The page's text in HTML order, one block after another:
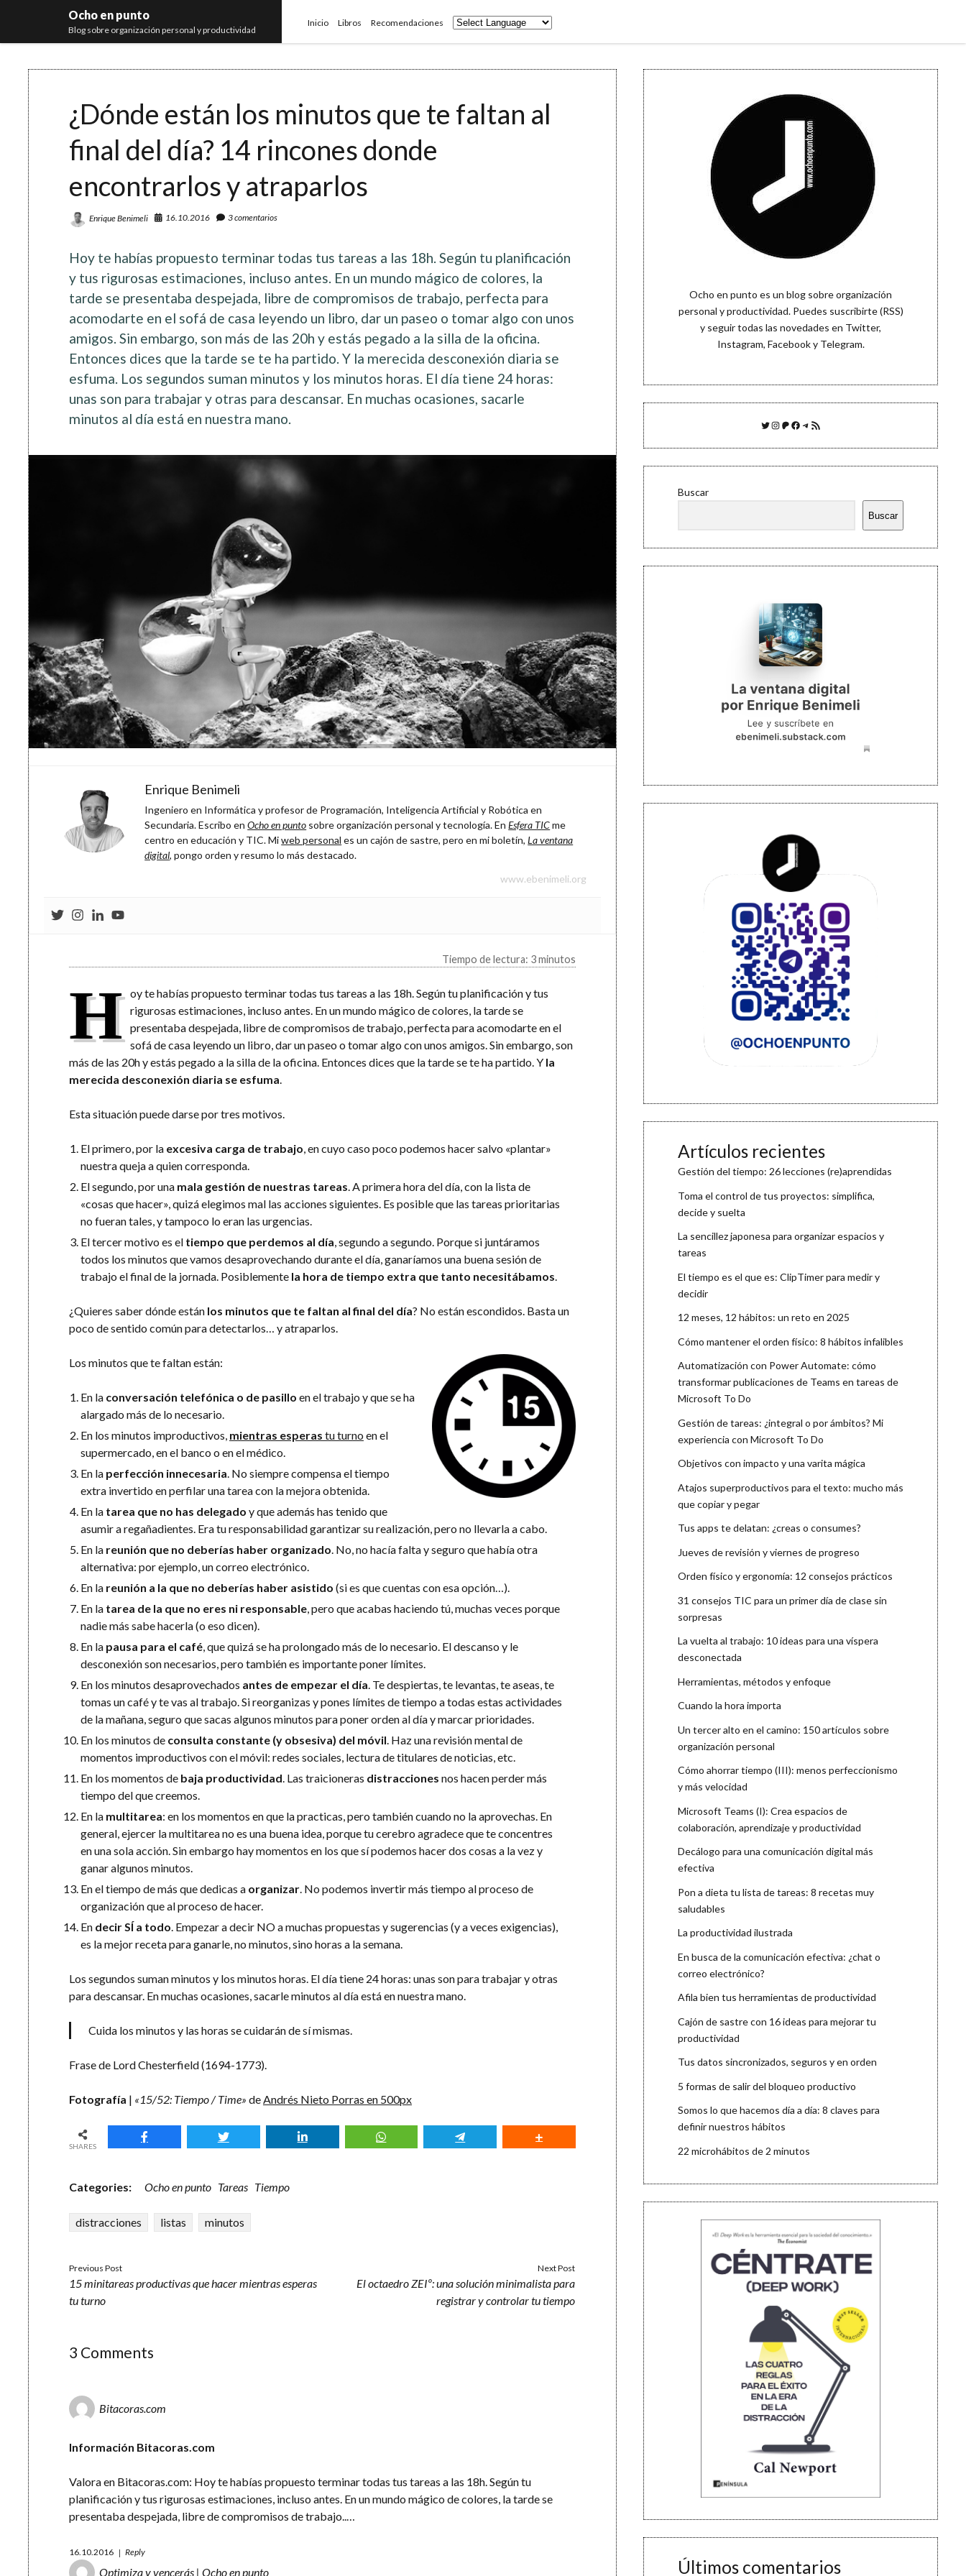
Ocho en punto
Blog sobre organización personal y productividad
Inicio Libros Recomendaciones
¿Dónde están los minutos que te faltan al
final del día? 14 rincones donde
encontrarlos y atraparlos
Enrique Benimeli 16.10.2016 3 comentarios
Hoy te habías propuesto terminar todas tus tareas a las 18h. Según tu planificación
y tus rigurosas estimaciones, incluso antes. En un mundo mágico de colores, la
tarde se presentaba despejada, libre de compromisos de trabajo, perfecta para
acomodarte en el sofá de casa leyendo un libro, dar un paseo o tomar algo con unos
amigos. Sin embargo, son más de las 20h y estás pegado a la silla de la oficina.
Entonces dices que la tarde se te ha partido. Y la merecida desconexión diaria se
esfuma. Los segundos suman minutos y los minutos horas. El día tiene 24 horas:
unas son para trabajar y otras para descansar. En muchas ocasiones, sacarle
minutos al día está en nuestra mano.
Enrique Benimeli
Ingeniero en Informática y profesor de Programación, Inteligencia Artificial y Robótica en
Secundaria. Escribo enOcho en punto sobre organización personal y tecnología. EnEsfera TICme
centro en educación y TIC. Miweb personal es un cajón de sastre, pero en mi boletín,La ventana
digital, pongo orden y resumo lo más destacado.
www.ebenimeli.org
Tiempo de lectura: 3 minutos
H oy te habías propuesto terminar todas tus tareas a las 18h. Según tu planificación y tus
rigurosas estimaciones, incluso antes. En un mundo mágico de colores, la tarde se
presentaba despejada, libre de compromisos de trabajo, perfecta para acomodarte en el
sofá de casa leyendo un libro, dar un paseo o tomar algo con unos amigos. Sin embargo, son
más de las 20h y estás pegado a la silla de la oficina. Entonces dices que la tarde se te ha partido. Y la
merecida desconexión diaria se esfuma.
Esta situación puede darse por tres motivos.
El primero, por la excesiva carga de trabajo, en cuyo caso poco podemos hacer salvo «plantar»
nuestra queja a quien corresponda.
El segundo, por una mala gestión de nuestras tareas. A primera hora del día, con la lista de
«cosas que hacer», quizá elegimos mal las acciones siguientes. Es posible que las tareas prioritarias
no fueran tales, y tampoco lo eran las urgencias.
El tercer motivo es el tiempo que perdemos al día, segundo a segundo. Porque si juntáramos
todos los minutos que vamos desaprovechando durante el día, ganaríamos una buena sesión de
trabajo el final de la jornada. Posiblemente la hora de tiempo extra que tanto necesitábamos.
¿Quieres saber dónde están los minutos que te faltan al final del día? No están escondidos. Basta un
poco de sentido común para detectarlos… y atraparlos.
Los minutos que te faltan están:
En la conversación telefónica o de pasillo en el trabajo y que se ha
alargado más de lo necesario.
En los minutos improductivos, mientras esperas tu turno en el
supermercado, en el banco o en el médico.
En la perfección innecesaria. No siempre compensa el tiempo
extra invertido en perfilar una tarea con la mejora obtenida.
En la tarea que no has delegado y que además has tenido que
asumir a regañadientes. Era tu responsabilidad garantizar su realización, pero no llevarla a cabo.
En la reunión que no deberías haber organizado. No, no hacía falta y seguro que había otra
alternativa: por ejemplo, un correo electrónico.
En la reunión a la que no deberías haber asistido (si es que cuentas con esa opción…).
En la tarea de la que no eres ni responsable, pero que acabas haciendo tú, muchas veces porque
nadie más sabe hacerla (o eso dicen).
En la pausa para el café, que quizá se ha prolongado más de lo necesario. El descanso y le
desconexión son necesarios, pero también es importante poner límites.
En los minutos desaprovechados antes de empezar el día. Te despiertas, te levantas, te aseas, te
tomas un café y te vas al trabajo. Si reorganizas y pones límites de tiempo a todas estas actividades
de la mañana, seguro que sacas algunos minutos para poner orden al día y marcar prioridades.
En los minutos de consulta constante (y obsesiva) del móvil. Haz una revisión mental de
momentos improductivos con el móvil: redes sociales, lectura de titulares de noticias, etc.
En los momentos de baja productividad. Las traicioneras distracciones nos hacen perder más
tiempo del que creemos.
En la multitarea: en los momentos en que la practicas, pero también cuando no la aprovechas. En
general, ejercer la multitarea no es una buena idea, porque tu cerebro agradece que te concentres
en una sola acción. Sin embargo hay momentos en los que sí podemos hacer dos cosas a la vez y
ganar algunos minutos.
En el tiempo de más que dedicas a organizar. No podemos invertir más tiempo al proceso de
organización que al proceso de hacer.
En decir SÍ a todo. Empezar a decir NO a muchas propuestas y sugerencias (y a veces exigencias),
es la mejor receta para ganarle, no minutos, sino horas a la semana.
Los segundos suman minutos y los minutos horas. El día tiene 24 horas: unas son para trabajar y otras
para descansar. En muchas ocasiones, sacarle minutos al día está en nuestra mano.
Cuida los minutos y las horas se cuidarán de sí mismas.
Frase de Lord Chesterfield (1694-1773).
Fotografía | «15/52: Tiempo / Time» deAndrés Nieto Porras en 500px
SHARES
Categories: Ocho en punto Tareas Tiempo
distracciones listas minutos
Previous Post
15 minitareas productivas que hacer mientras esperas
tu turno
Next Post
El octaedro ZEIº: una solución minimalista para
registrar y controlar tu tiempo
3 Comments
Bitacoras.com
Información Bitacoras.com
Valora en Bitacoras.com: Hoy te habías propuesto terminar todas tus tareas a las 18h. Según tu
planificación y tus rigurosas estimaciones, incluso antes. En un mundo mágico de colores, la tarde se
presentaba despejada, libre de compromisos de trabajo..…
16.10.2016 Reply
Optimiza y vencerás | Ocho en punto
Sidebar
Ocho en punto es un blog sobre organización
personal y productividad. Puedes suscribirte (RSS)
y seguir todas las novedades en Twitter,
Instagram, Facebooky Telegram.
Twitter
Instagram
Patreon
Facebook
Telegram
Feed RSS
Buscar
Buscar
Artículos recientes
Gestión del tiempo: 26 lecciones (re)aprendidas
Toma el control de tus proyectos: simplifica,
decide y suelta
La sencillez japonesa para organizar espacios y
tareas
El tiempo es el que es: ClipTimer para medir y
decidir
12 meses, 12 hábitos: un reto en 2025
Cómo mantener el orden físico: 8 hábitos infalibles
Automatización con Power Automate: cómo
transformar publicaciones de Teams en tareas de
Microsoft To Do
Gestión de tareas: ¿integral o por ámbitos? Mi
experiencia con Microsoft To Do
Objetivos con impacto y una varita mágica
Atajos superproductivos para el texto: mucho más
que copiar y pegar
Tus apps te delatan: ¿creas o consumes?
Jueves de revisión y viernes de progreso
Orden físico y ergonomía: 12 consejos prácticos
31 consejos TIC para un primer día de clase sin
sorpresas
La vuelta al trabajo: 10 ideas para una víspera
desconectada
Herramientas, métodos y enfoque
Cuando la hora importa
Un tercer alto en el camino: 150 artículos sobre
organización personal
Cómo ahorrar tiempo (III): menos perfeccionismo
y más velocidad
Microsoft Teams (I): Crea espacios de
colaboración, aprendizaje y productividad
Decálogo para una comunicación digital más
efectiva
Pon a dieta tu lista de tareas: 8 recetas muy
saludables
La productividad ilustrada
En busca de la comunicación efectiva: ¿chat o
correo electrónico?
Afila bien tus herramientas de productividad
Cajón de sastre con 16 ideas para mejorar tu
productividad
Tus datos sincronizados, seguros y en orden
5 formas de salir del bloqueo productivo
Somos lo que hacemos día a día: 8 claves para
definir nuestros hábitos
22 microhábitos de 2 minutos
Últimos comentarios